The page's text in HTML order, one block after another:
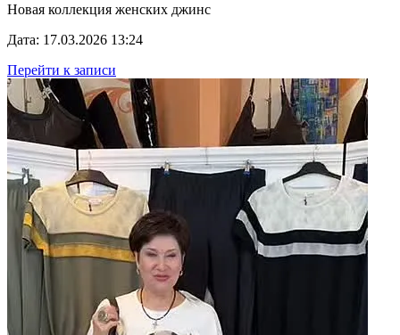
Новая коллекция женских джинс
Дата: 17.03.2026 13:24
Перейти к записи